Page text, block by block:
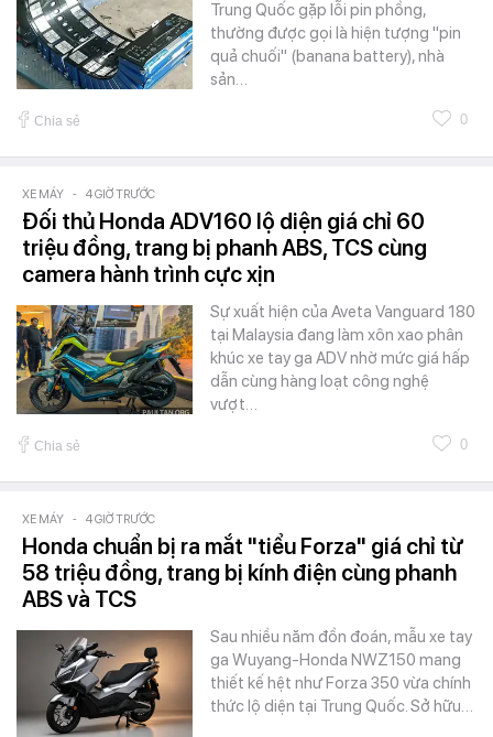
Trung Quốc gặp lỗi pin phồng,
thường được gọi là hiện tượng "pin
quả chuối" (banana battery), nhà
sản…
Chia sẻ 0
XE MÁY - 4 GIỜ TRƯỚC
Đối thủ Honda ADV160 lộ diện giá chỉ 60
triệu đồng, trang bị phanh ABS, TCS cùng
camera hành trình cực xịn
Sự xuất hiện của Aveta Vanguard 180
tại Malaysia đang làm xôn xao phân
khúc xe tay ga ADV nhờ mức giá hấp
dẫn cùng hàng loạt công nghệ
vượt…
Chia sẻ 0
XE MÁY - 4 GIỜ TRƯỚC
Honda chuẩn bị ra mắt "tiểu Forza" giá chỉ từ
58 triệu đồng, trang bị kính điện cùng phanh
ABS và TCS
Sau nhiều năm đồn đoán, mẫu xe tay
ga Wuyang-Honda NWZ150 mang
thiết kế hệt như Forza 350 vừa chính
thức lộ diện tại Trung Quốc. Sở hữu…